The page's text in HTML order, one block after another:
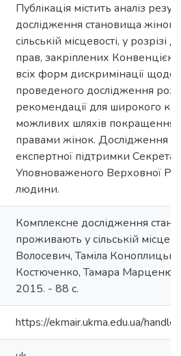
Публікація містить аналіз
дослідження становища
сільській місцевості, у розрізі
прав, закріплених Конвенцією
всіх форм дискримінації щодо
проведеного дослідження
рекомендації для широкого
можливих шляхів покращення
правами жінок. Дослідження
експертної підтримки
Уповноваженого Верховної
людини.
Комплексне дослідження
проживають у сільській
Волосевич, Таміла
Костюченко, Тамара
2015. - 88 с.
https://ekmair.ukma.edu.ua/